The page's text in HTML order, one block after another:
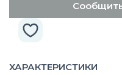
ХАРАКТЕРИСТИКИ